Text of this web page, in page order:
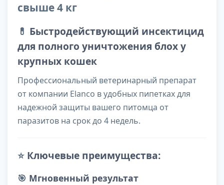
свыше 4 кг
💊 Быстродействующий инсектицид
для полного уничтожения блох у
крупных кошек
Профессиональный ветеринарный препарат
от компании Elanco в удобных пипетках для
надежной защиты вашего питомца от
паразитов на срок до 4 недель.
⭐ Ключевые преимущества:
🎯 Мгновенный результат